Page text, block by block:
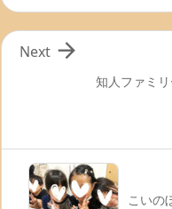
知人ファミ

Next
こいの